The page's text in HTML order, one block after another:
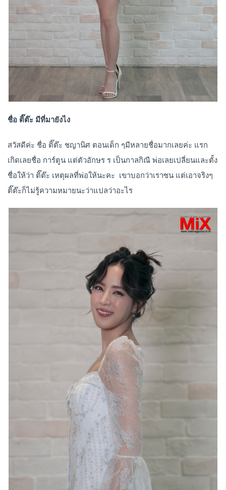
ชื่อ ติ๊ต๊ะ มีที่มายังไง
สวัสดีค่ะ ชื่อ ติ๊ต๊ะ ชญานิศ ตอนเด็ก ๆมีหลายชื่อมากเลยค่ะ แรก
เกิดเลยชื่อ การ์ตูน แต่ตัวอักษร ร เป็นกาลกิณี พ่อเลยเปลี่ยนและตั้ง
ชื่อให้ว่า ติ๊ต๊ะ เหตุผลที่พ่อให้นะคะ เขาบอกว่าเราซน แต่เอาจริงๆ
ติ๊ต๊ะก็ไม่รู้ความหมายนะว่าแปลว่าอะไร